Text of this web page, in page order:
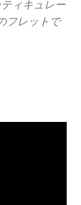
ィキュレー
フレットで